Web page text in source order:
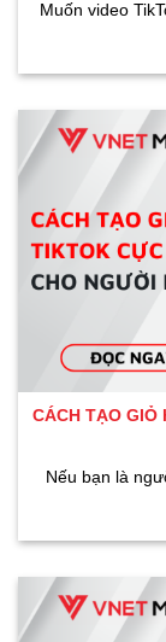
Muốn video
CÁCH TẠO GIỎ
Nếu bạn là